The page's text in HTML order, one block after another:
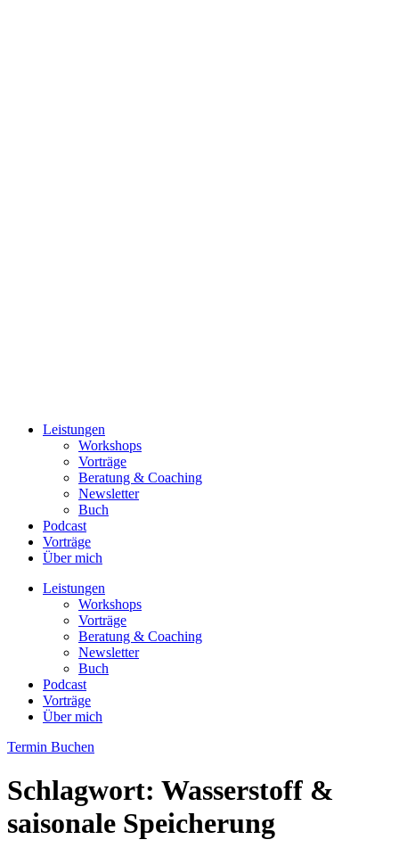
Leistungen
Workshops
Vorträge
Beratung & Coaching
Newsletter
Buch
Podcast
Vorträge
Über mich
Leistungen
Workshops
Vorträge
Beratung & Coaching
Newsletter
Buch
Podcast
Vorträge
Über mich
Termin Buchen
Schlagwort: Wasserstoff &
saisonale Speicherung